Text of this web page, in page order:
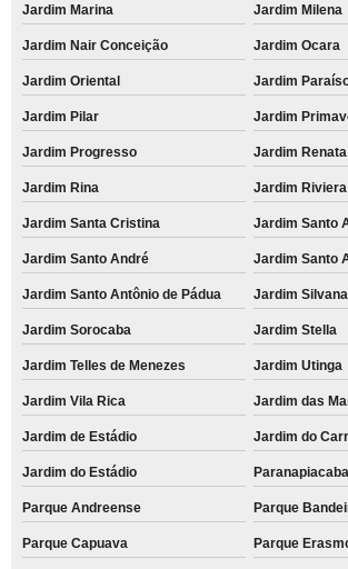
Jardim Marina Jardim Milena
Jardim Nair Conceição Jardim Ocara
Jardim Oriental Jardim
Jardim Pilar Jardim
Jardim Progresso Jardim Renata
Jardim Rina Jardim Riviera
Jardim Santa Cristina Jardim Santo
Jardim Santo André Jardim Santo
Jardim Santo Antônio de Pádua Jardim Silvana
Jardim Sorocaba Jardim Stella
Jardim Telles de Menezes Jardim Utinga
Jardim Vila Rica Jardim das
Jardim de Estádio Jardim do
Jardim do Estádio Paranapiacaba
Parque Andreense Parque
Parque Capuava Parque